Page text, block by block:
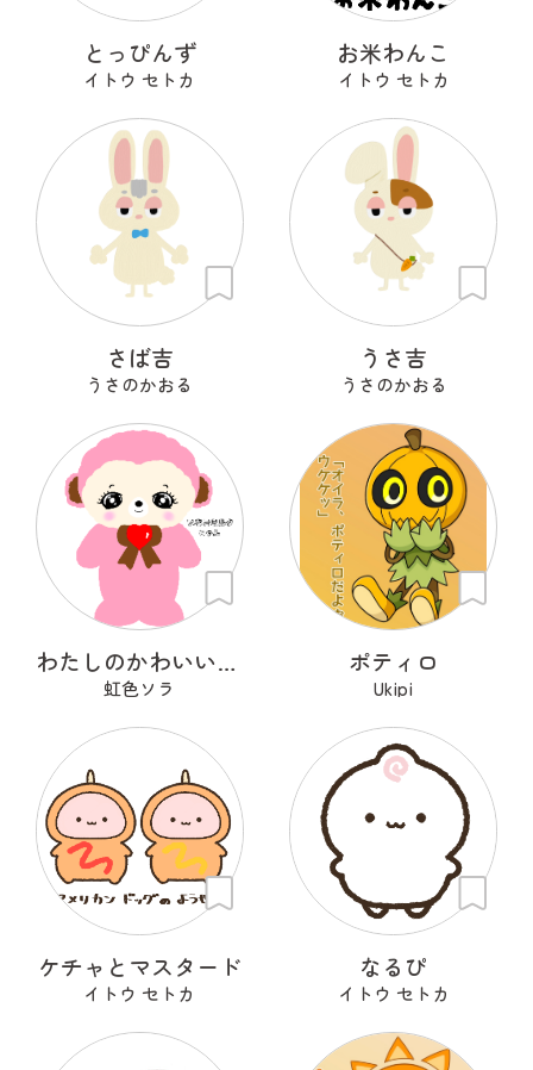
とっぴんず
イトウ セトカ
お米わんこ
イトウ セトカ
さば吉
うさのかおる
うさ吉
うさのかおる
わたしのかわいいせかい
虹色ソラ
ポティロ
Ukipi
ケチャとマスタード
イトウ セトカ
なるぴ
イトウ セトカ